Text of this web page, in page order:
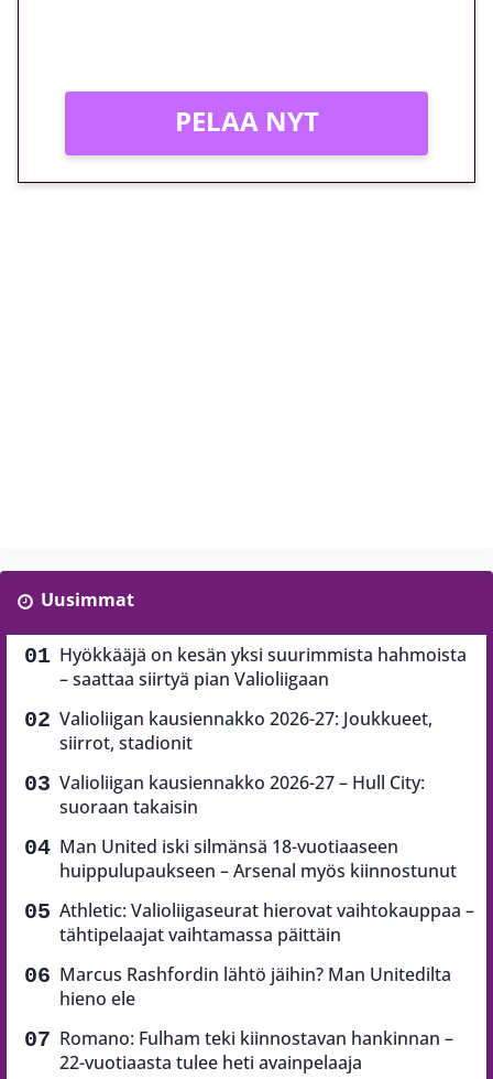
PELAA NYT
Uusimmat
Hyökkääjä on kesän yksi suurimmista hahmoista
– saattaa siirtyä pian Valioliigaan
Valioliigan kausiennakko 2026-27: Joukkueet,
siirrot, stadionit
Valioliigan kausiennakko 2026-27 – Hull City:
suoraan takaisin
Man United iski silmänsä 18-vuotiaaseen
huippulupaukseen – Arsenal myös kiinnostunut
Athletic: Valioliigaseurat hierovat vaihtokauppaa –
tähtipelaajat vaihtamassa päittäin
Marcus Rashfordin lähtö jäihin? Man Unitedilta
hieno ele
Romano: Fulham teki kiinnostavan hankinnan –
22-vuotiaasta tulee heti avainpelaaja